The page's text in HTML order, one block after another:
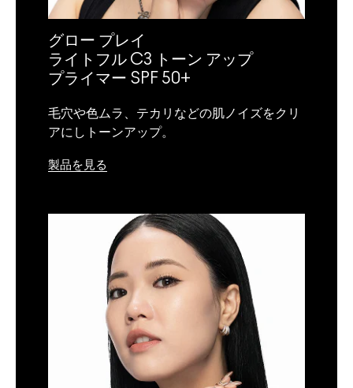
グロー プレイ
ライトフル C3 トーン アップ
プライマー SPF 50+
毛穴や色ムラ、テカリなどの肌ノイズをクリ
アにしトーンアップ。
製品を見る